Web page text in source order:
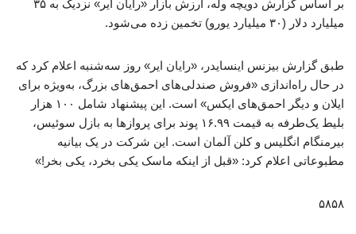
بر اساس گزارش دویچه وله، ارزش بازار «رایان ایر» نزدیک به ۳۵
میلیارد دلار (۳۰ میلیارد یورو) تخمین زده می‌شود.
طبق گزارش بیزنس اینسایدر، «رایان ایر» روز سه‌شنبه اعلام کرد که
در حال راه‌اندازی «فروش صندلی‌های احمق‌های بزرگ، به‌ویژه برای
ایلان و دیگر احمق‌های ایکس» است. این پیشنهاد شامل ۱۰۰ هزار
بلیط یک‌طرفه به قیمت ۱۶.۹۹ پوند برای پروازها به بازل سوئیس،
بیرمنگام انگلیس و کلن آلمان است. این شرکت در یک بیانیه
مطبوعاتی اعلام کرد: «قبل از اینکه ماسک یکی بخرد، یکی بخر!»
۵۸۵۸